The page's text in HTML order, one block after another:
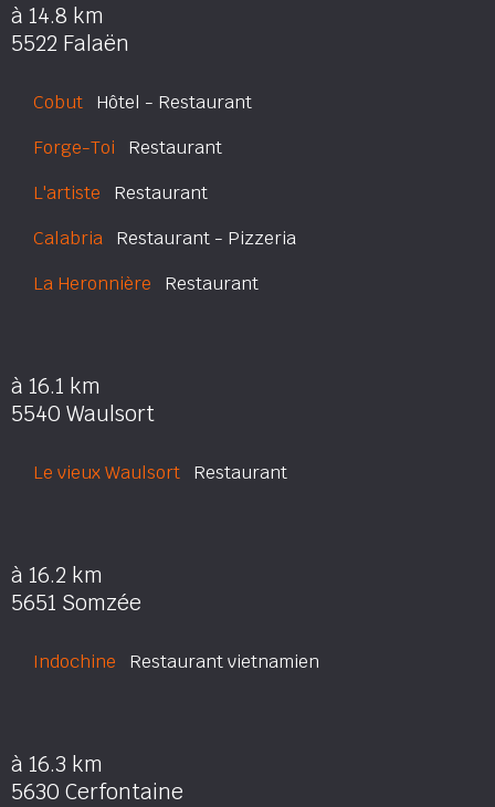
à 14.8 km
5522 Falaën
Cobut Hôtel - Restaurant
Forge-Toi Restaurant
L'artiste Restaurant
Calabria Restaurant - Pizzeria
La Heronnière Restaurant
à 16.1 km
5540 Waulsort
Le vieux Waulsort Restaurant
à 16.2 km
5651 Somzée
Indochine Restaurant vietnamien
à 16.3 km
5630 Cerfontaine